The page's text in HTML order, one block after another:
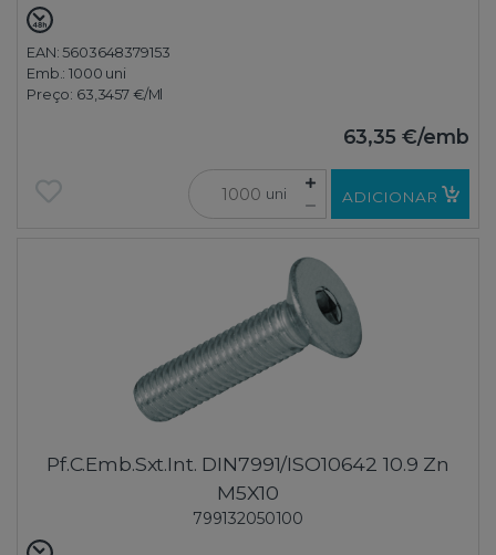
EAN: 5603648379153
Emb.:1000 uni
Preço: 63,3457 €/Ml
63,35 €/emb
uni ADICIONAR
Pf.C.Emb.Sxt.Int. DIN7991/ISO10642 10.9 Zn
M5X10
799132050100